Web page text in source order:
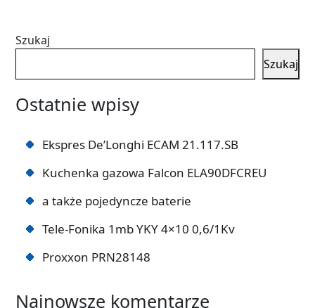
Szukaj
Szukaj
Ostatnie wpisy
Ekspres De’Longhi ECAM 21.117.SB
Kuchenka gazowa Falcon ELA90DFCREU
a także pojedyncze baterie
Tele-Fonika 1mb YKY 4×10 0,6/1Kv
Proxxon PRN28148
Najnowsze komentarze